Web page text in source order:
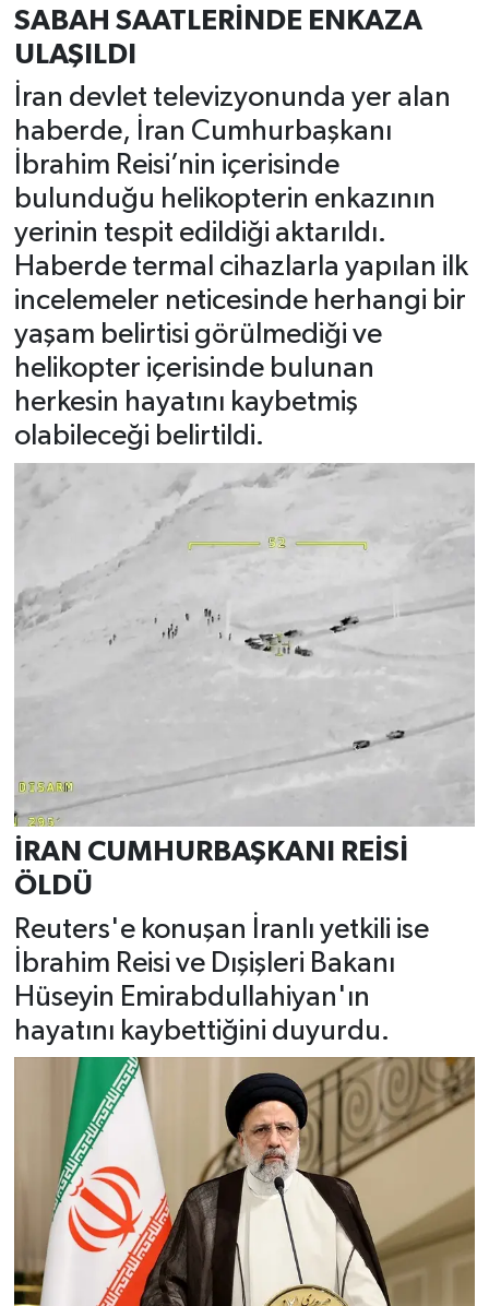
SABAH SAATLERİNDE ENKAZA
ULAŞILDI
İran devlet televizyonunda yer alan
haberde, İran Cumhurbaşkanı
İbrahim Reisi’nin içerisinde
bulunduğu helikopterin enkazının
yerinin tespit edildiği aktarıldı.
Haberde termal cihazlarla yapılan ilk
incelemeler neticesinde herhangi bir
yaşam belirtisi görülmediği ve
helikopter içerisinde bulunan
herkesin hayatını kaybetmiş
olabileceği belirtildi.
İRAN CUMHURBAŞKANI REİSİ
ÖLDÜ
Reuters'e konuşan İranlı yetkili ise
İbrahim Reisi ve Dışişleri Bakanı
Hüseyin Emirabdullahiyan'ın
hayatını kaybettiğini duyurdu.